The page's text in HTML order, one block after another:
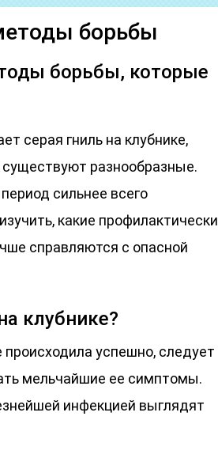
борьбы
борьбы, которые
серая гниль на клубнике,
разнообразные.
сильнее всего
какие профилактически
справляются с опасной
клубнике?
успешно, следует
мельчайшие ее симптомы.
инфекцией выглядят